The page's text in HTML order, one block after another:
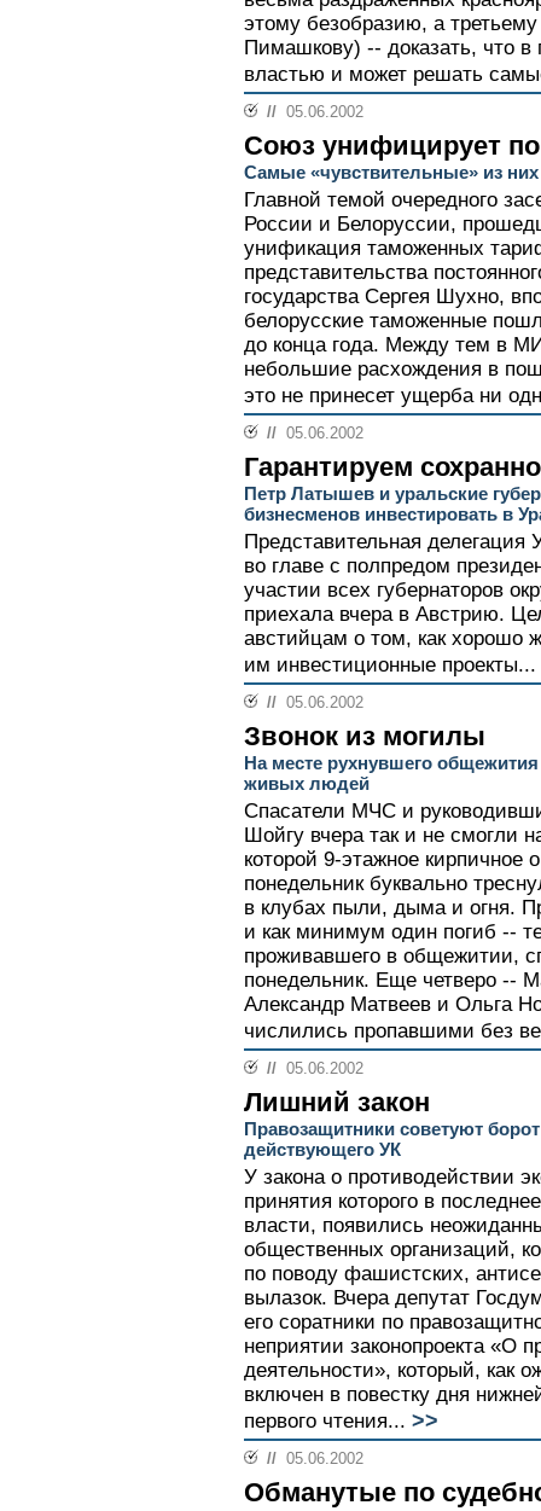
этому безобразию, а
Пимашкову) -- доказать, что в
властью и может решать
// 05.06.2002
Союз унифицирует
Самые «чувствительные» из
Главной темой очередного
России и Белоруссии,
унификация таможенных
представительства
государства Сергея Шухно,
белорусские таможенные
до конца года. Между тем в
небольшие расхождения в
это не принесет ущерба ни
// 05.06.2002
Гарантируем
Петр Латышев и уральские
бизнесменов инвестировать в
Представительная делегация
во главе с полпредом
участии всех губернаторов
приехала вчера в Австрию.
австийцам о том, как хорошо
им инвестиционные проекты...
// 05.06.2002
Звонок из могилы
На месте рухнувшего
живых людей
Спасатели МЧС и
Шойгу вчера так и не смогли
которой 9-этажное кирпичное
понедельник буквально
в клубах пыли, дыма и огня.
и как минимум один погиб --
проживавшего в общежитии,
понедельник. Еще четверо --
Александр Матвеев и Ольга
числились пропавшими без
// 05.06.2002
Лишний закон
Правозащитники советуют
действующего УК
У закона о противодействии
принятия которого в
власти, появились
общественных организаций,
по поводу фашистских,
вылазок. Вчера депутат
его соратники по
неприятии законопроекта «О
деятельности», который, как
включен в повестку дня
первого чтения... >>
// 05.06.2002
Обманутые по